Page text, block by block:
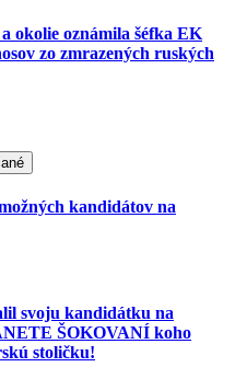
okolie oznámila šéfka EK
zo zmrazených ruských
kandidátov na
svoju kandidátku na
ŠOKOVANÍ koho
stoličku!